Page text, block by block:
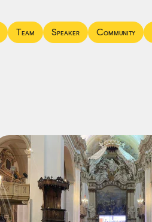
Team Speaker Community